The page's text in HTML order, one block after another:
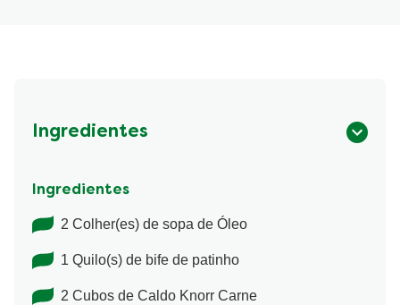
Ingredientes
Ingredientes
2 Colher(es) de sopa de Óleo
1 Quilo(s) de bife de patinho
2 Cubos de Caldo Knorr Carne